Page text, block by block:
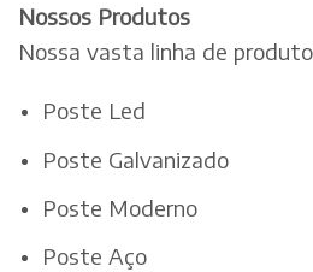
Nossos Produtos
Nossa vasta linha de
Poste Led
Poste Galvanizado
Poste Moderno
Poste Aço